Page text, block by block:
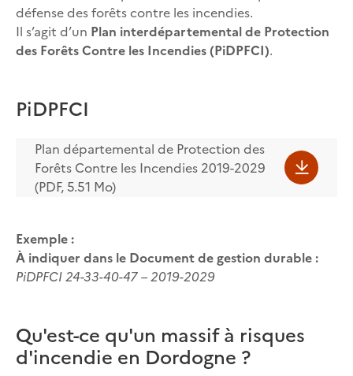
défense des forêts contre les incendies.
Il s’agit d’un Plan interdépartemental de Protection
des Forêts Contre les Incendies (PiDPFCI).
PiDPFCI
Plan départemental de Protection des
Forêts Contre les Incendies 2019-2029
(PDF, 5.51 Mo)
Exemple :
À indiquer dans le Document de gestion durable :
PiDPFCI 24-33-40-47 – 2019-2029
Qu'est-ce qu'un massif à risques
d'incendie en Dordogne ?